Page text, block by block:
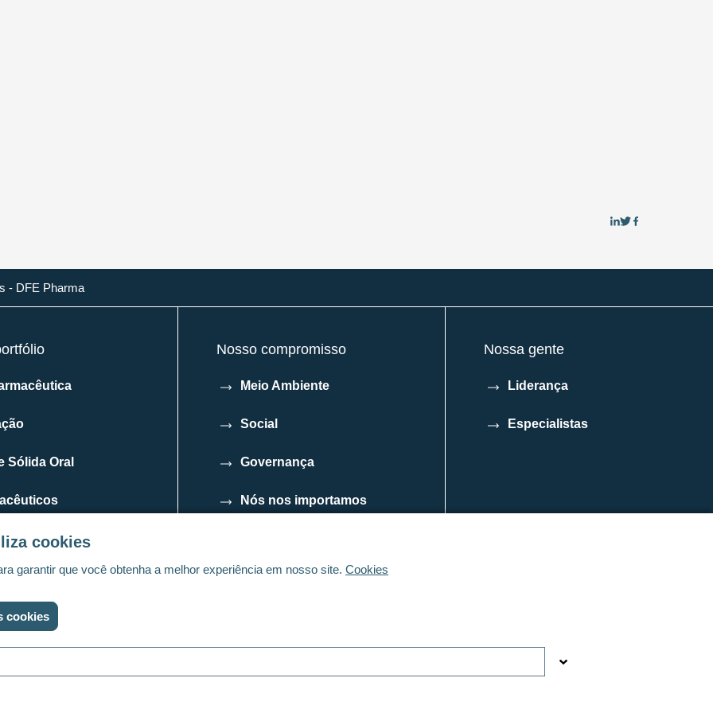
cookies
garantir que você obtenha a melhor experiência em nosso site. Cookies
cookies
- DFE Pharma
Sólida Oral
Nosso compromisso
Meio Ambiente
Social
Governança
Nós nos importamos
Nossa gente
Liderança
Especialistas